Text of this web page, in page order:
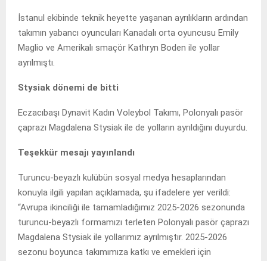
İstanul ekibinde teknik heyette yaşanan ayrılıkların ardından
takımın yabancı oyuncuları Kanadalı orta oyuncusu Emily
Maglio ve Amerikalı smaçör Kathryn Boden ile yollar
ayrılmıştı.
Stysiak dönemi de bitti
Eczacıbaşı Dynavit Kadın Voleybol Takımı, Polonyalı pasör
çaprazı Magdalena Stysiak ile de yolların ayrıldığını duyurdu.
Teşekkür mesajı yayınlandı
Turuncu-beyazlı kulübün sosyal medya hesaplarından
konuyla ilgili yapılan açıklamada, şu ifadelere yer verildi:
“Avrupa ikinciliği ile tamamladığımız 2025-2026 sezonunda
turuncu-beyazlı formamızı terleten Polonyalı pasör çaprazı
Magdalena Stysiak ile yollarımız ayrılmıştır. 2025-2026
sezonu boyunca takımımıza katkı ve emekleri için